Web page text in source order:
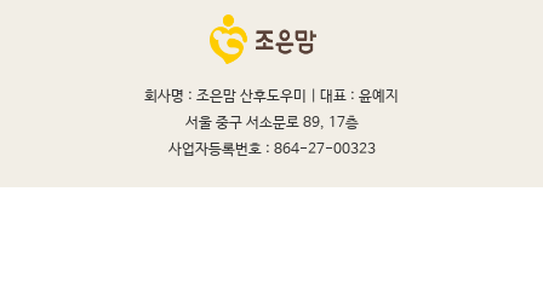
회사명 : 조은맘 산후도우미 | 대표 : 윤예지
서울 중구 서소문로 89, 17층
사업자등록번호 : 864-27-00323